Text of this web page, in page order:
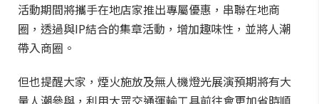
活動期間將攜手在地店家推出專屬優惠，串聯在地商
圈，透過與IP結合的集章活動，增加趣味性，並將人潮
帶入商圈。
但也提醒大家，煙火施放及無人機燈光展演預期將有大
量人潮參與，利用大眾交通運輸工具前往會更加省時順